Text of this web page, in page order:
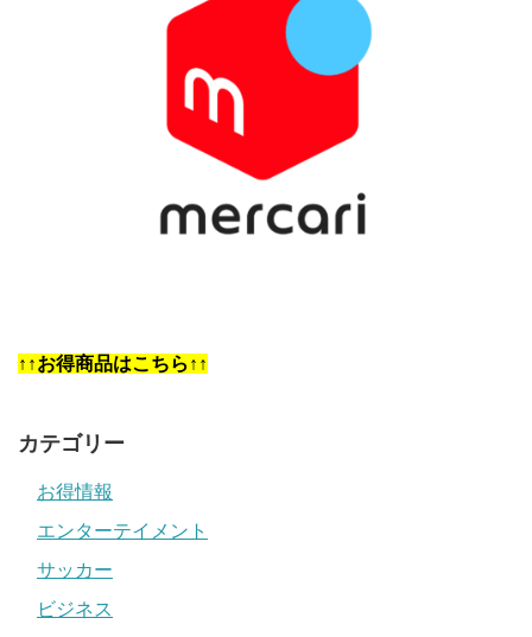
↑↑お得商品はこちら↑↑
カテゴリー
お得情報
エンターテイメント
サッカー
ビジネス